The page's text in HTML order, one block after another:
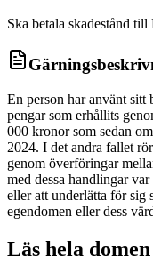
Ska betala skadestånd
En person har använt sitt
pengar som erhållits
000 kronor som sedan
2024. I det andra fallet
genom överföringar
med dessa handlingar
eller att underlätta för sig
egendomen eller dess
Läs hela